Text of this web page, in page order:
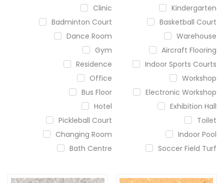
Clinic
Kindergarten
Badminton Court
Basketball Court
Dance Room
Warehouse
Gym
Aircraft Flooring
Residence
Indoor Sports Courts
Office
Workshop
Bus Floor
Electronic Workshop
Hotel
Exhibition Hall
Pickleball Court
Toilet
Changing Room
Indoor Pool
Bath Centre
Soccer Field Turf